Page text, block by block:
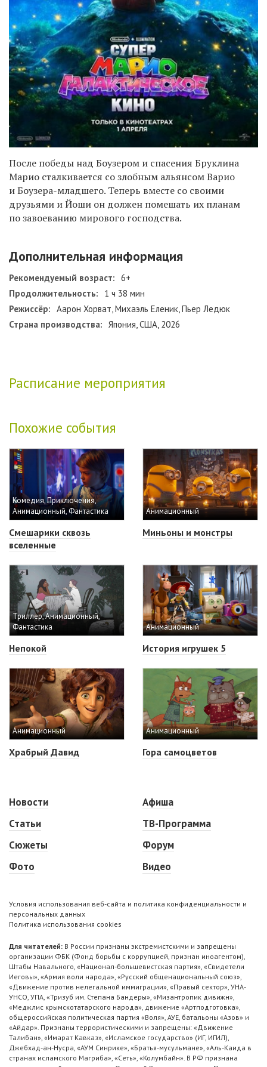
После победы над Боузером и спасения Бруклина
Марио сталкивается со злобным альянсом Варио
и Боузера-младшего. Теперь вместе со своими
друзьями и Йоши он должен помешать их планам
по завоеванию мирового господства.
Дополнительная информация
Рекомендуемый возраст: 6+
Продолжительность:
1 ч 38 мин
Режиссёр: Аарон Хорват, Михаэль Еленик, Пьер Ледюк
Страна производства: Япония, США, 2026
Расписание мероприятия
Похожие события
Комедия, Приключения,
Анимационный, Фантастика
Смешарики сквозь
вселенные
Анимационный
Миньоны и монстры
Триллер, Анимационный,
Фантастика
Непокой
Анимационный
История игрушек 5
Анимационный
Храбрый Давид
Анимационный
Гора самоцветов
Новости
Статьи
Сюжеты
Фото
Афиша
ТВ-Программа
Форум
Видео
Условия использования веб-сайта и политика конфиденциальности и
персональных данных
Политика использования cookies
Для читателей: В России признаны экстремистскими и запрещены
организации ФБК (Фонд борьбы с коррупцией, признан иноагентом),
Штабы Навального, «Национал-большевистская партия», «Свидетели
Иеговы», «Армия воли народа», «Русский общенациональный союз»,
«Движение против нелегальной иммиграции», «Правый сектор», УНА-
УНСО, УПА, «Тризуб им. Степана Бандеры», «Мизантропик дивижн»,
«Меджлис крымскотатарского народа», движение «Артподготовка»,
общероссийская политическая партия «Воля», АУЕ, батальоны «Азов» и
«Айдар». Признаны террористическими и запрещены: «Движение
Талибан», «Имарат Кавказ», «Исламское государство» (ИГ, ИГИЛ),
Джебхад-ан-Нусра, «АУМ Синрике», «Братья-мусульмане», «Аль-Каида в
странах исламского Магриба», «Сеть», «Колумбайн». В РФ признана